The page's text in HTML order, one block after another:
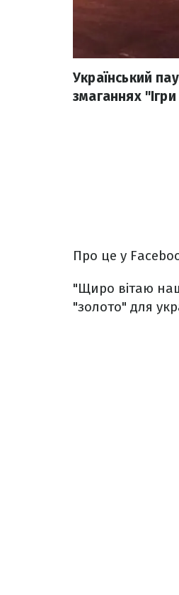
Український
змаганнях
Про це у
"Щиро вітаю
"золото" для